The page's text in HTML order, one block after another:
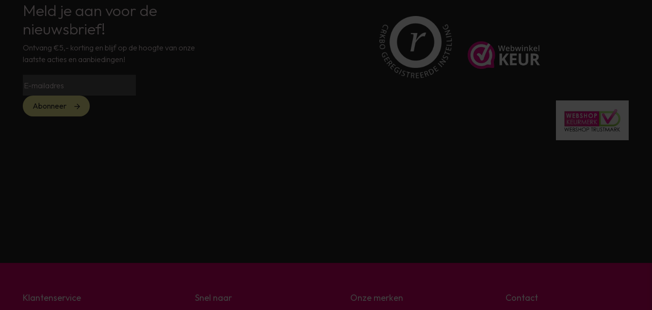
Meld je aan voor de
nieuwsbrief!
Ontvang €5,- korting en blijf op de hoogte van onze
laatste acties en aanbiedingen!
Abonneer
Klantenservice Snel naar Onze merken Contact